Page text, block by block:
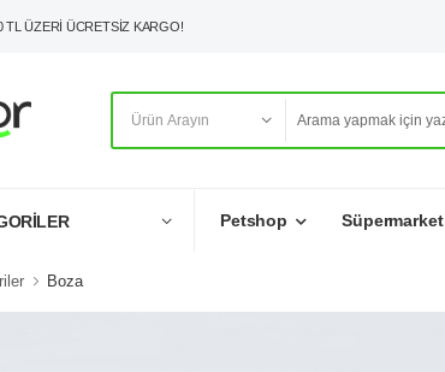
TL ÜZERİ ÜCRETSİZ KARGO!
Petshop Süpermarket
Boza